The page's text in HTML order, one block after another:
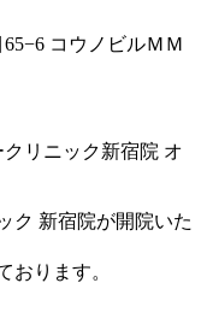
コウノビルＭＭ
クリニック新宿院 オ
ク 新宿院が開院いた
おります。